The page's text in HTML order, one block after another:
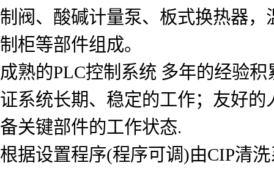
制阀、酸碱计量泵、板式换热器
制柜等部件组成。
成熟的PLC控制系统 多年的经验
证系统长期、稳定的工作；友好
备关键部件的工作状态.
根据设置程序(程序可调)由CIP清